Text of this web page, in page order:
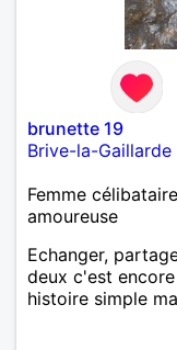
brunette 19
Brive-la-Gaillarde
Femme
amoureuse
Echanger,
deux c'est
histoire simple